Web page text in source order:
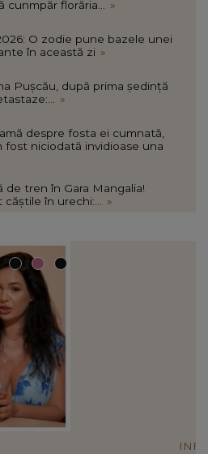
cunmpăr florăria...
»
O zodie pune bazele unei
în această zi »
Pușcău, după prima ședință
»
despre fosta ei cumnată,
fost niciodată invidioase una
de tren în Gara Mangalia!
în urechi:...
»